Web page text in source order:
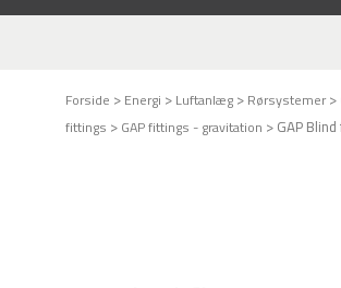
Forside > Energi > Luftanlæg > Rørsystemer>
fittings > GAP fittings - gravitation > GAP